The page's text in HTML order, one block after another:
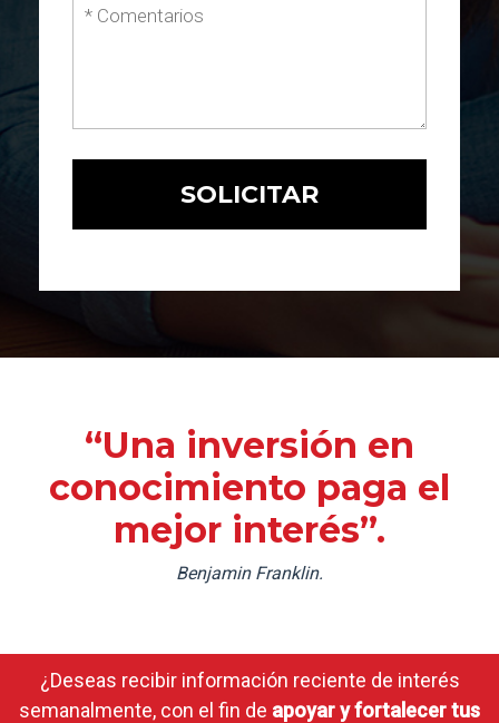
“Una inversión en
conocimiento paga el
mejor interés”.
Benjamin Franklin.
¿Deseas recibir información reciente de interés
semanalmente, con el fin de apoyar y fortalecer tus